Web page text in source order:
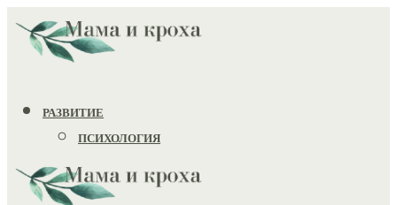
РАЗВИТИЕ
ПСИХОЛОГИЯ
ИГРУШКИ
ЗДОРОВЬЕ